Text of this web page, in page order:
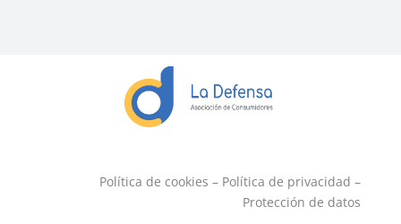
Política de cookies – Política de privacidad –
Protección de datos